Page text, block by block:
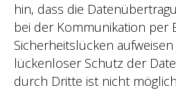
hin, dass die
bei der Kommunikation per
Sicherheitslücken aufweisen
lückenloser Schutz der
durch Dritte ist nicht